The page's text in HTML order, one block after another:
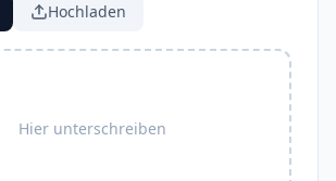
Hochladen
Hier unterschreiben